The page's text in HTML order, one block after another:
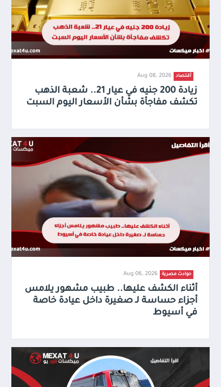
أقتصاد Aug 08, 2026
زيادة 200 جنيه في عيار 21.. شعبة الذهب
تكشف مفاجأة بشأن الأسعار اليوم السبت
حوادث مصرية Aug 06, 2026
أثناء الكشف عليها.. طبيب مشهور يلامس
أجزاء حساسة لـ صغيرة داخل عيادة خاصة
في أسيوط